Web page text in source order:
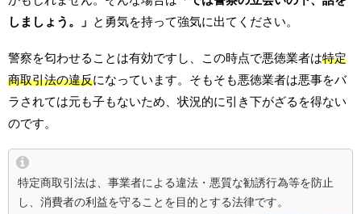
しましょう。」
と勇気を持って強気に出てください。
警察を匂わせることは有効ですし、この時点で悪徳業者は特定
商取引法の違反になっています。そもそも悪徳業者は悪事をバ
ラされては元も子もないため、状況的に引き下がざるを得ない
のです。
特定商取引法は、事業者による違法・悪質な勧誘行為等を防止
し、消費者の利益を守ることを目的とする法律です。